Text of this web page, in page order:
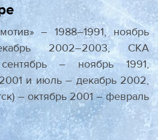
– 1988–1991, ноябрь
2002–2003, СКА
– ноябрь 1991,
и июль – декабрь 2002,
– октябрь 2001 – февраль